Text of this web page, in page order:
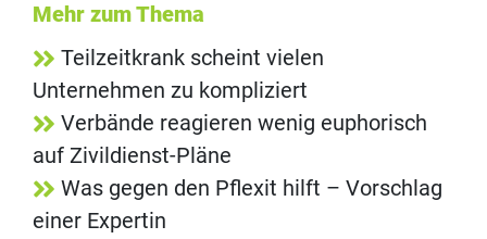
Mehr zum Thema
Teilzeitkrank scheint vielen
Unternehmen zu kompliziert
Verbände reagieren wenig euphorisch
auf Zivildienst-Pläne
Was gegen den Pflexit hilft – Vorschlag
einer Expertin